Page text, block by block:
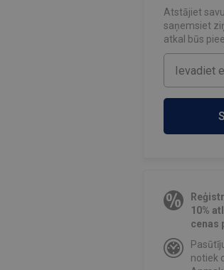
Atstājiet
saņemsiet
atkal būs
10%
cenas
notiek